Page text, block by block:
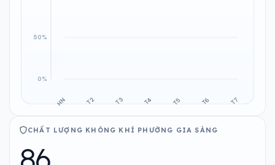
CHẤT LƯỢNG KHÔNG KHÍ PHƯỜNG GIA SÀNG